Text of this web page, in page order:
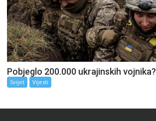
Pobjeglo 200.000 ukrajinskih vojnika?
Svijet Vijesti